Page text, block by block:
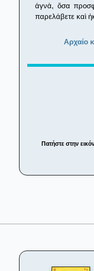
ἁγνά, ὅσα
παρελάβετε καὶ
Αρχαίο
Πατήστε στην